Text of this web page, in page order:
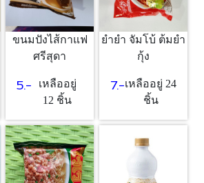
ขนมปังไส้กาแฟ
ศรีสุดา
5.-
เหลืออยู่
12 ชิ้น
ยำยำ จัมโบ้ ต้มยำ
กุ้ง
7.-เหลืออยู่ 24
ชิ้น